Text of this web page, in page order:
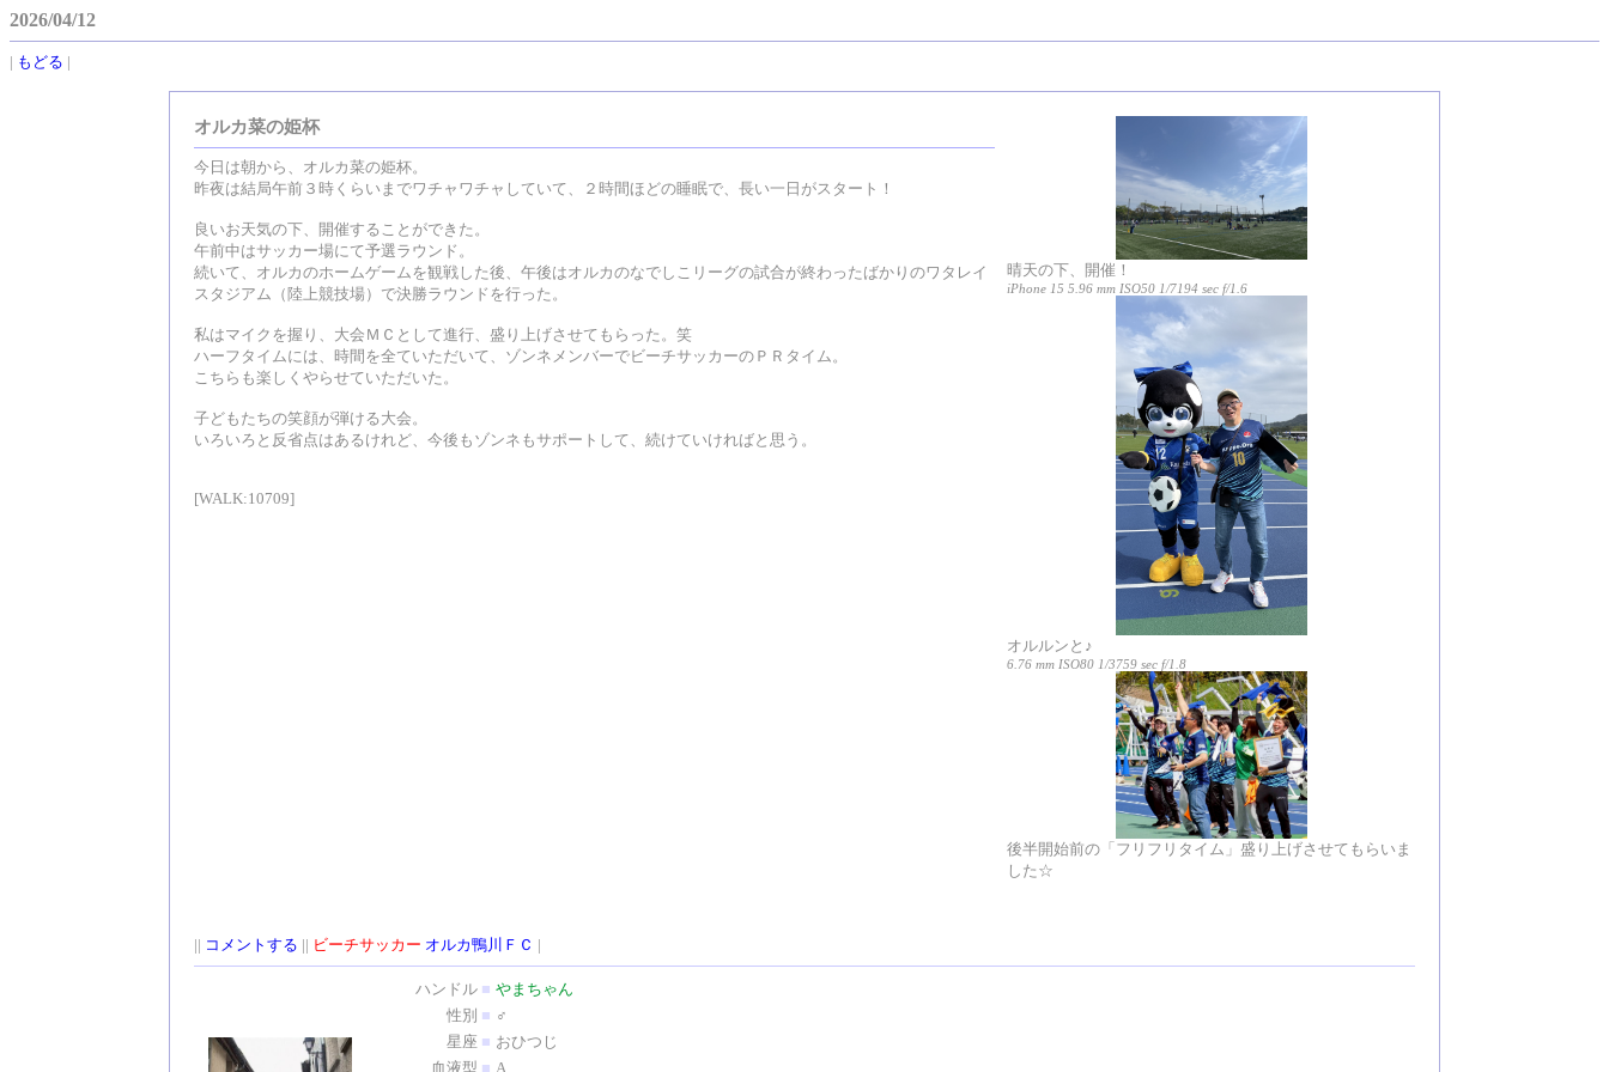
2026/04/12
| もどる |
オルカ菜の姫杯
今日は朝から、オルカ菜の姫杯。
昨夜は結局午前３時くらいまでワチャワチャしていて、２時間ほどの睡眠で、長い一日がスタート！
良いお天気の下、開催することができた。
午前中はサッカー場にて予選ラウンド。
続いて、オルカのホームゲームを観戦した後、午後はオルカのなでしこリーグの試合が終わったばかりのワタレイ
スタジアム（陸上競技場）で決勝ラウンドを行った。
私はマイクを握り、大会ＭＣとして進行、盛り上げさせてもらった。笑
ハーフタイムには、時間を全ていただいて、ゾンネメンバーでビーチサッカーのＰＲタイム。
こちらも楽しくやらせていただいた。
子どもたちの笑顔が弾ける大会。
いろいろと反省点はあるけれど、今後もゾンネもサポートして、続けていければと思う。
[WALK:10709]
晴天の下、開催！
iPhone 15 5.96 mm ISO50 1/7194 sec f/1.6
オルルンと♪
6.76 mm ISO80 1/3759 sec f/1.8
後半開始前の「フリフリタイム」盛り上げさせてもらいま
した☆
|| コメントする || ビーチサッカー オルカ鴨川ＦＣ |
ハンドル ■ やまちゃん
性別 ■ ♂
星座 ■ おひつじ
血液型 ■ A